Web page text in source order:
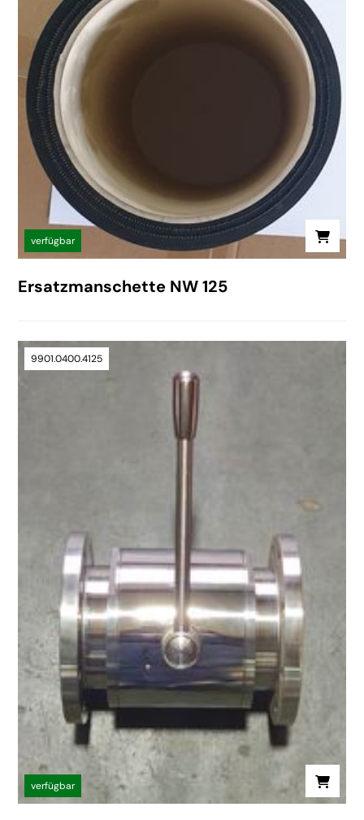
verfügbar
Ersatzmanschette NW 125
9901.0400.4125
verfügbar